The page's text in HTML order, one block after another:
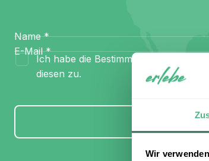
Wir
Name *
E-Mail *
Ich habe die Bestimmungen zum
diesen zu.
Anmelden